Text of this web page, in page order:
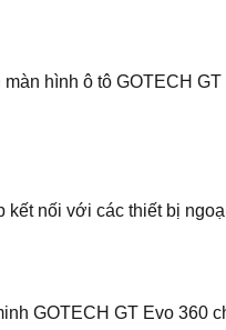
hình ô tô GOTECH
kết nối với các thiết bị
GOTECH GT Evo 360